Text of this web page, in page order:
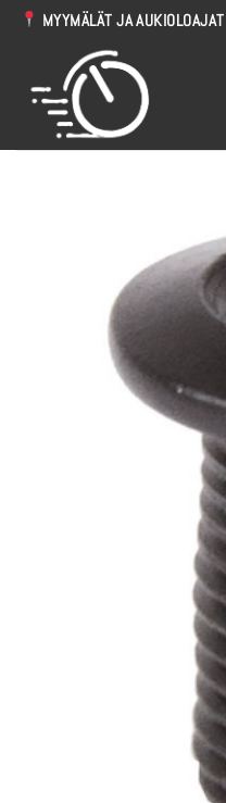
Skip
MYYMÄLÄT JA AUKIOLOAJAT